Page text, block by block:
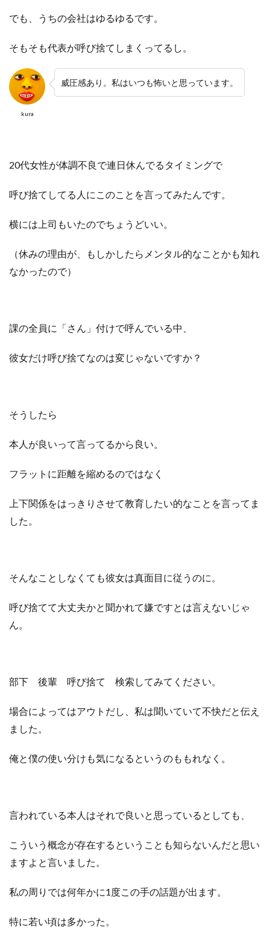
でも、うちの会社はゆるゆるです。
そもそも代表が呼び捨てしまくってるし。
kura
威圧感あり。私はいつも怖いと思っています。
20代女性が体調不良で連日休んでるタイミングで
呼び捨てしてる人にこのことを言ってみたんです。
横には上司もいたのでちょうどいい。
（休みの理由が、もしかしたらメンタル的なことかも知れ
なかったので）
課の全員に「さん」付けで呼んでいる中、
彼女だけ呼び捨てなのは変じゃないですか？
そうしたら
本人が良いって言ってるから良い。
フラットに距離を縮めるのではなく
上下関係をはっきりさせて教育したい的なことを言ってま
した。
そんなことしなくても彼女は真面目に従うのに。
呼び捨てて大丈夫かと聞かれて嫌ですとは言えないじゃ
ん。
部下 後輩 呼び捨て 検索してみてください。
場合によってはアウトだし、私は聞いていて不快だと伝え
ました。
俺と僕の使い分けも気になるというのももれなく。
言われている本人はそれで良いと思っているとしても、
こういう概念が存在するということも知らないんだと思い
ますよと言いました。
私の周りでは何年かに1度この手の話題が出ます。
特に若い頃は多かった。